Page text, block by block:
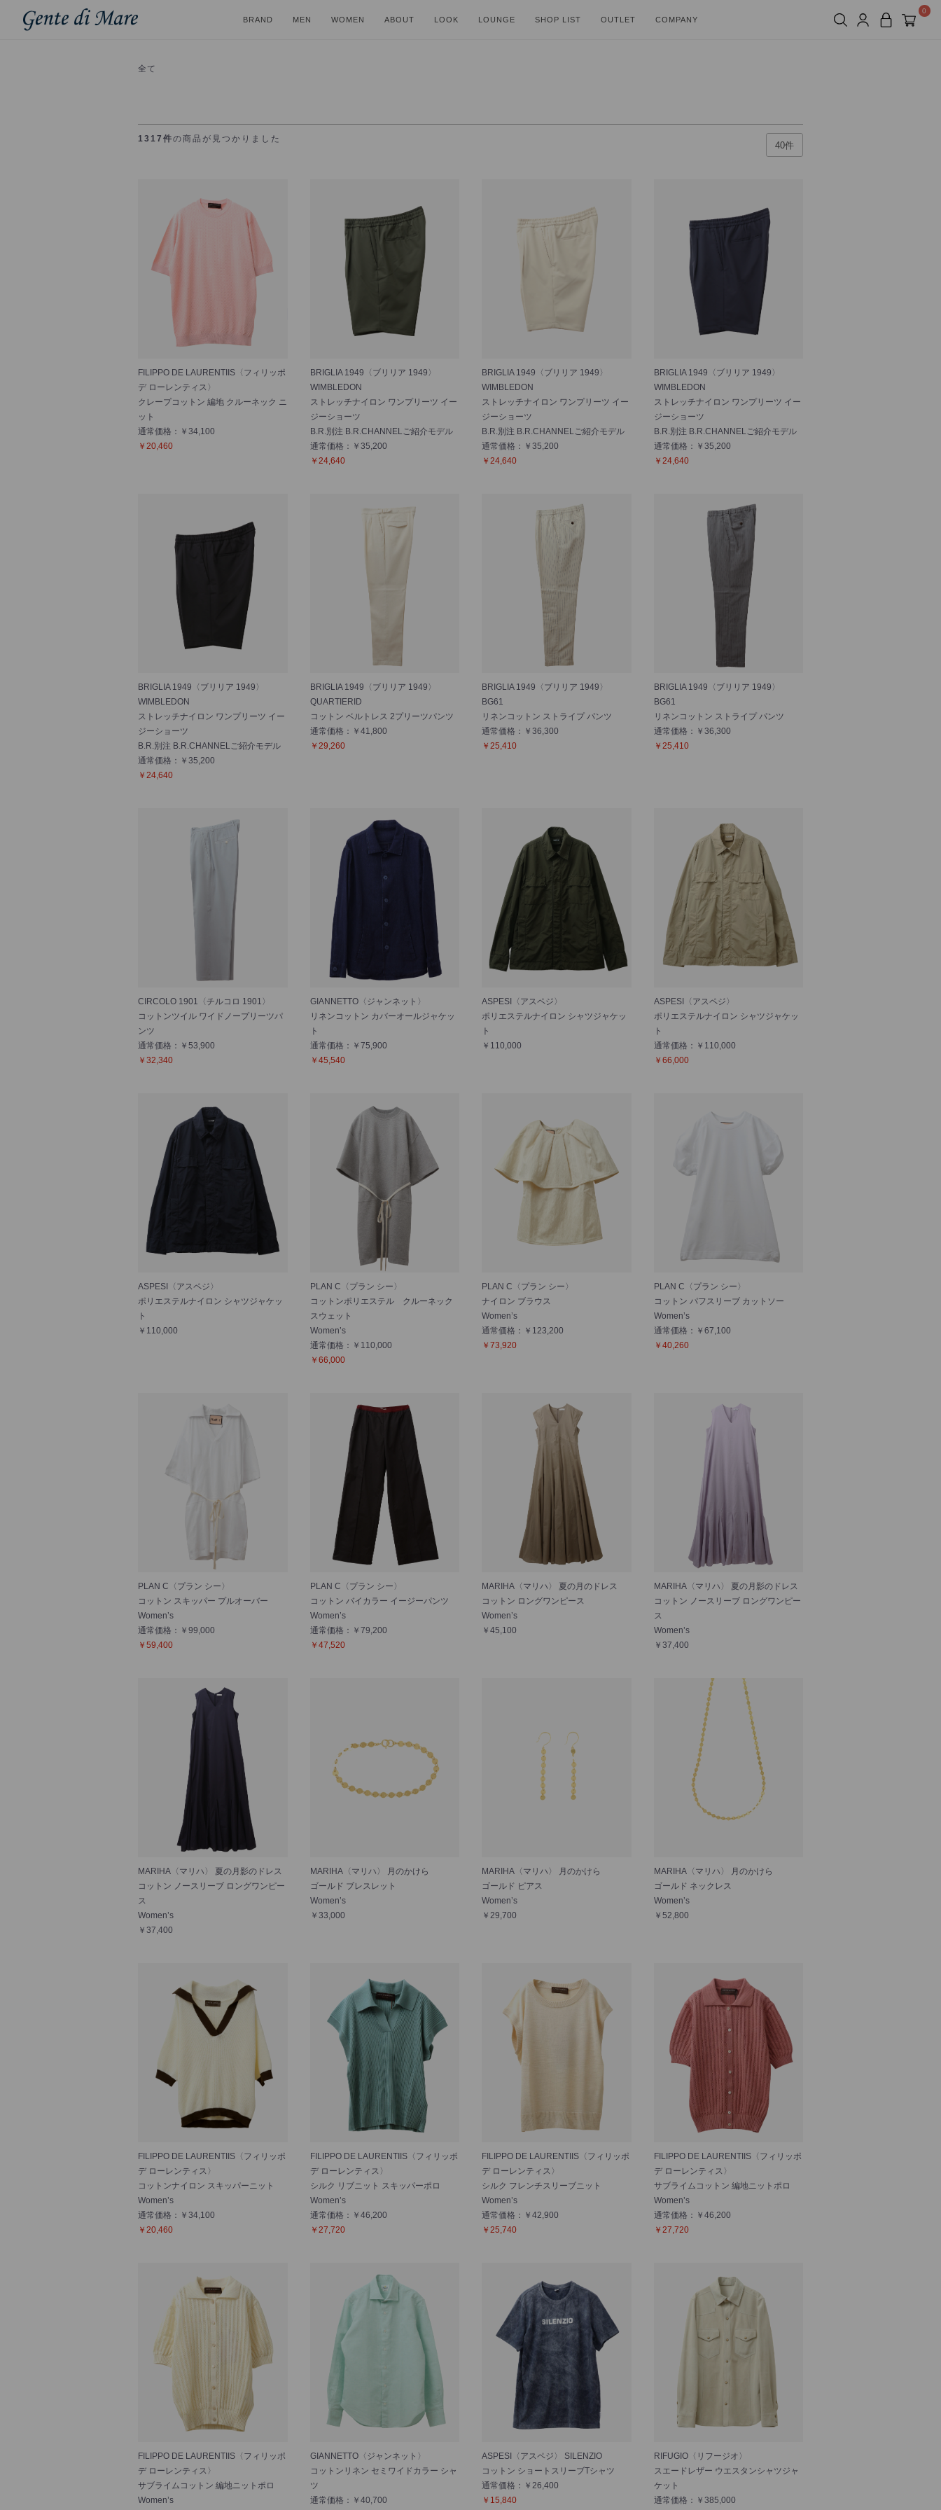
BRAND MEN WOMEN ABOUT LOOK LOUNGE SHOP LIST OUTLET COMPANY
0
全て
1317件の商品が見つかりました
FILIPPO DE LAURENTIIS〈フィリッポ
デ ローレンティス〉
クレープコットン 編地 クルーネック ニ
ット
通常価格：￥34,100
￥20,460
BRIGLIA 1949〈ブリリア 1949〉
WIMBLEDON
ストレッチナイロン ワンプリーツ イー
ジーショーツ
B.R.別注 B.R.CHANNELご紹介モデル
通常価格：￥35,200
￥24,640
BRIGLIA 1949〈ブリリア 1949〉
WIMBLEDON
ストレッチナイロン ワンプリーツ イー
ジーショーツ
B.R.別注 B.R.CHANNELご紹介モデル
通常価格：￥35,200
￥24,640
BRIGLIA 1949〈ブリリア 1949〉
WIMBLEDON
ストレッチナイロン ワンプリーツ イー
ジーショーツ
B.R.別注 B.R.CHANNELご紹介モデル
通常価格：￥35,200
￥24,640
BRIGLIA 1949〈ブリリア 1949〉
WIMBLEDON
ストレッチナイロン ワンプリーツ イー
ジーショーツ
B.R.別注 B.R.CHANNELご紹介モデル
通常価格：￥35,200
￥24,640
BRIGLIA 1949〈ブリリア 1949〉
QUARTIERID
コットン ベルトレス 2プリーツパンツ
通常価格：￥41,800
￥29,260
BRIGLIA 1949〈ブリリア 1949〉
BG61
リネンコットン ストライプ パンツ
通常価格：￥36,300
￥25,410
BRIGLIA 1949〈ブリリア 1949〉
BG61
リネンコットン ストライプ パンツ
通常価格：￥36,300
￥25,410
CIRCOLO 1901〈チルコロ 1901〉
コットンツイル ワイドノープリーツパ
ンツ
通常価格：￥53,900
￥32,340
GIANNETTO〈ジャンネット〉
リネンコットン カバーオールジャケッ
ト
通常価格：￥75,900
￥45,540
ASPESI〈アスペジ〉
ポリエステルナイロン シャツジャケッ
ト
￥110,000
ASPESI〈アスペジ〉
ポリエステルナイロン シャツジャケッ
ト
通常価格：￥110,000
￥66,000
ASPESI〈アスペジ〉
ポリエステルナイロン シャツジャケッ
ト
￥110,000
PLAN C〈プラン シー〉
コットンポリエステル クルーネック
スウェット
Women’s
通常価格：￥110,000
￥66,000
PLAN C〈プラン シー〉
ナイロン ブラウス
Women’s
通常価格：￥123,200
￥73,920
PLAN C〈プラン シー〉
コットン パフスリーブ カットソー
Women’s
通常価格：￥67,100
￥40,260
PLAN C〈プラン シー〉
コットン スキッパー プルオーバー
Women’s
通常価格：￥99,000
￥59,400
PLAN C〈プラン シー〉
コットン バイカラー イージーパンツ
Women’s
通常価格：￥79,200
￥47,520
MARIHA〈マリハ〉 夏の月のドレス
コットン ロングワンピース
Women’s
￥45,100
MARIHA〈マリハ〉 夏の月影のドレス
コットン ノースリーブ ロングワンピー
ス
Women’s
￥37,400
MARIHA〈マリハ〉 夏の月影のドレス
コットン ノースリーブ ロングワンピー
ス
Women’s
￥37,400
MARIHA〈マリハ〉 月のかけら
ゴールド ブレスレット
Women’s
￥33,000
MARIHA〈マリハ〉 月のかけら
ゴールド ピアス
Women’s
￥29,700
MARIHA〈マリハ〉 月のかけら
ゴールド ネックレス
Women’s
￥52,800
FILIPPO DE LAURENTIIS〈フィリッポ
デ ローレンティス〉
コットンナイロン スキッパーニット
Women’s
通常価格：￥34,100
￥20,460
FILIPPO DE LAURENTIIS〈フィリッポ
デ ローレンティス〉
シルク リブニット スキッパーポロ
Women’s
通常価格：￥46,200
￥27,720
FILIPPO DE LAURENTIIS〈フィリッポ
デ ローレンティス〉
シルク フレンチスリーブニット
Women’s
通常価格：￥42,900
￥25,740
FILIPPO DE LAURENTIIS〈フィリッポ
デ ローレンティス〉
サブライムコットン 編地ニットポロ
Women’s
通常価格：￥46,200
￥27,720
FILIPPO DE LAURENTIIS〈フィリッポ
デ ローレンティス〉
サブライムコットン 編地ニットポロ
Women’s
GIANNETTO〈ジャンネット〉
コットンリネン セミワイドカラー シャ
ツ
通常価格：￥40,700
ASPESI〈アスペジ〉 SILENZIO
コットン ショートスリーブTシャツ
通常価格：￥26,400
￥15,840
RIFUGIO〈リフージオ〉
スエードレザー ウエスタンシャツジャ
ケット
通常価格：￥385,000